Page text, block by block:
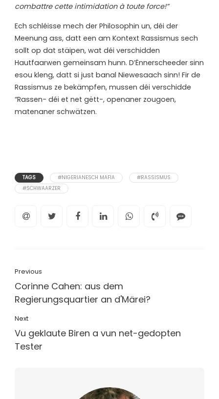
combattre cette intimidation à toute force!”
Ech schléisse mech der Philosophin un, déi der
Meenung ass, datt een am Kontext Rassismus sech
sollt op dat stäipen, wat déi verschidden
Hautfaarwen gemeinsam hunn. D’Ënnerscheeder sinn
esou kleng, datt si just banal Niewesaach sinn! Fir de
Rassismus ze bekämpfen, mussen déi verschidde
“Rassen- déi et net gëtt-, openaner zougoen,
matenaner schwätzen.
TAGS #NIGERIANESCH MAFIA
#RASSISMUS
#SCHWAARZER
Previous
Corinne Cahen: aus dem
Regierungsquartier an d'Märei?
Next
Vu geklaute Biren a vun net-gedopten
Tester